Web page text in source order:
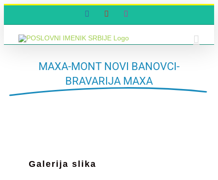
FacebookYouTube
MAXA-MONT NOVI BANOVCI-
BRAVARIJA MAXA
Galerija slika